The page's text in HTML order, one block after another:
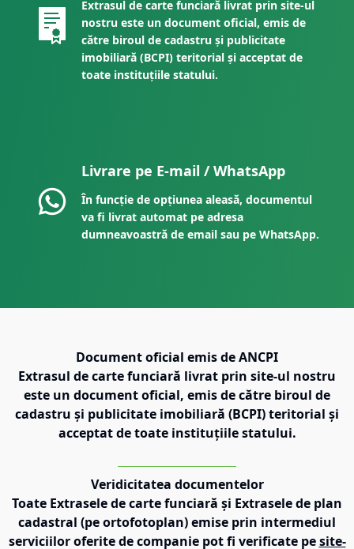
Extrasul de carte funciară livrat prin site-ul
nostru este un document oficial, emis de
către biroul de cadastru și publicitate
imobiliară (BCPI) teritorial și acceptat de
toate instituțiile statului.
Livrare pe E-mail / WhatsApp
În funcție de opțiunea aleasă, documentul
va fi livrat automat pe adresa
dumneavoastră de email sau pe WhatsApp.
Document oficial emis de ANCPI
Extrasul de carte funciară livrat prin site-ul nostru
este un document oficial, emis de către biroul de
cadastru și publicitate imobiliară (BCPI) teritorial și
acceptat de toate instituțiile statului.
Veridicitatea documentelor
Toate Extrasele de carte funciară și Extrasele de plan
cadastral (pe ortofotoplan) emise prin intermediul
serviciilor oferite de companie pot fi verificate pe site-